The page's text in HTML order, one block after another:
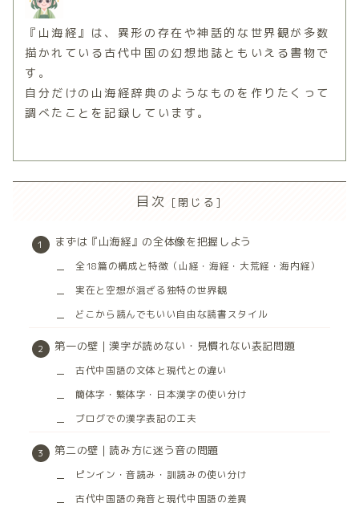
『山海経』は、異形の存在や神話的な世界観が多数
描かれている古代中国の幻想地誌ともいえる書物で
す。
自分だけの山海経辞典のようなものを作りたくって
調べたことを記録しています。
目次
まずは『山海経』の全体像を把握しよう
全18篇の構成と特徴（山経・海経・大荒経・海内経）
実在と空想が混ざる独特の世界観
どこから読んでもいい自由な読書スタイル
第一の壁｜漢字が読めない・見慣れない表記問題
古代中国語の文体と現代との違い
簡体字・繁体字・日本漢字の使い分け
ブログでの漢字表記の工夫
第二の壁｜読み方に迷う音の問題
ピンイン・音読み・訓読みの使い分け
古代中国語の発音と現代中国語の差異